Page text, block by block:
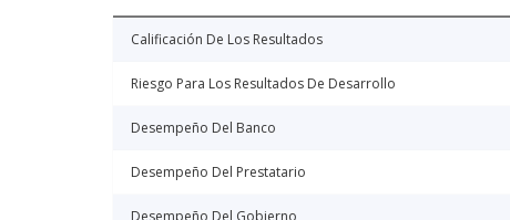
Calificación De Los Resultados
Riesgo Para Los Resultados De Desarrollo
Desempeño Del Banco
Desempeño Del Prestatario